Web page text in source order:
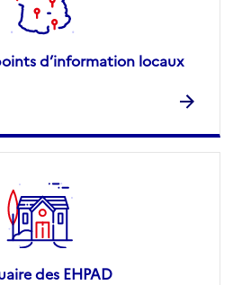
d’information locaux
des EHPAD